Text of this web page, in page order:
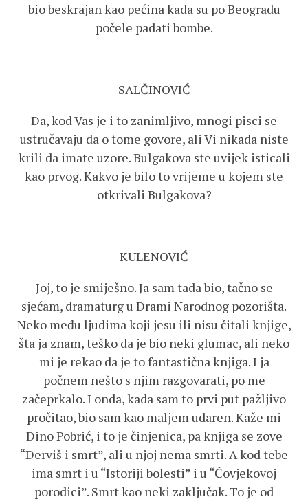
bio beskrajan kao pećina kada su po Beogradu
počele padati bombe.
SALČINOVIĆ
Da, kod Vas je i to zanimljivo, mnogi pisci se
ustručavaju da o tome govore, ali Vi nikada niste
krili da imate uzore. Bulgakova ste uvijek isticali
kao prvog. Kakvo je bilo to vrijeme u kojem ste
otkrivali Bulgakova?
KULENOVIĆ
Joj, to je smiješno. Ja sam tada bio, tačno se
sjećam, dramaturg u Drami Narodnog pozorišta.
Neko među ljudima koji jesu ili nisu čitali knjige,
šta ja znam, teško da je bio neki glumac, ali neko
mi je rekao da je to fantastična knjiga. I ja
počnem nešto s njim razgovarati, po me
začeprkalo. I onda, kada sam to prvi put pažljivo
pročitao, bio sam kao maljem udaren. Kaže mi
Dino Pobrić, i to je činjenica, pa knjiga se zove
“Derviš i smrt”, ali u njoj nema smrti. A kod tebe
ima smrt i u “Istoriji bolesti” i u “Čovjekovoj
porodici”. Smrt kao neki zaključak. To je od